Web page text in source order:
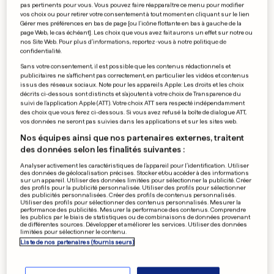
RELAIS POUR LA VIE
24 heures à se relayer et
courir contre le cancer à La
Coque
1 28 15
CISJORDANIE, PALESTINE
Des brebis aux avant-postes
de la colonisation israélienne
32 2
ÉTATS-UNIS
Trump veut importer des
œufs de partout et de toute
urgence
pas pertinents pour vous. Vous pouvez faire réapparaître ce menu pour modifier
vos choix ou pour retirer votre consentement à tout moment en cliquant sur le lien
Gérer mes préférences en bas de page [ou l'icône flottante en bas à gauche de la
page Web, le cas échéant]. Les choix que vous avez fait aurons un effet sur notre ou
nos Site Web. Pour plus d’informations, reportez-vous à notre politique de
confidentialité.
Sans votre consentement, il est possible que les contenus rédactionnels et
publicitaires ne s'affichent pas correctement, en particulier les vidéos et contenus
issus des réseaux sociaux. Note pour les appareils Apple: Les droits et les choix
décrits ci-dessous sont distincts et s'ajoutent à votre choix de Transparence du
suivi de l'application Apple (ATT). Votre choix ATT sera respecté indépendamment
des choix que vous ferez ci-dessous. Si vous avez refusé la boîte de dialogue ATT,
vos données ne seront pas suivies dans les applications et sur les sites web.
Nos équipes ainsi que nos partenaires externes, traitent
des données selon les finalités suivantes :
Analyser activement les caractéristiques de l’appareil pour l’identification. Utiliser
des données de géolocalisation précises. Stocker et/ou accéder à des informations
sur un appareil. Utiliser des données limitées pour sélectionner la publicité. Créer
des profils pour la publicité personnalisée. Utiliser des profils pour sélectionner
des publicités personnalisées. Créer des profils de contenus personnalisés.
Utiliser des profils pour sélectionner des contenus personnalisés. Mesurer la
performance des publicités. Mesurer la performance des contenus. Comprendre
les publics par le biais de statistiques ou de combinaisons de données provenant
de différentes sources. Développer et améliorer les services. Utiliser des données
limitées pour sélectionner le contenu.
Liste de nos partenaires (fournisseurs)